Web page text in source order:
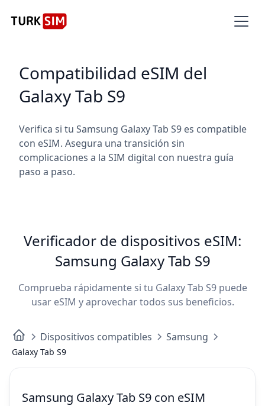
Compatibilidad eSIM del
Galaxy Tab S9
Verifica si tu Samsung Galaxy Tab S9 es compatible
con eSIM. Asegura una transición sin
complicaciones a la SIM digital con nuestra guía
paso a paso.
Verificador de dispositivos eSIM:
Samsung Galaxy Tab S9
Comprueba rápidamente si tu Galaxy Tab S9 puede
usar eSIM y aprovechar todos sus beneficios.
Dispositivos compatibles Samsung
Galaxy Tab S9
Samsung Galaxy Tab S9 con eSIM